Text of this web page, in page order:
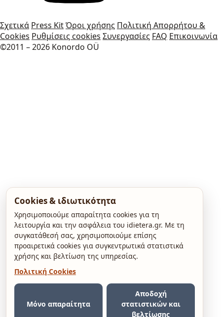
Σχετικά Press KitΌροι χρήσης Πολιτική Απορρήτου &
Cookies Ρυθμίσεις cookies Συνεργασίες FAQ Επικοινωνία
©2011 – 2026 Konordo OÜ
Cookies & ιδιωτικότητα
Χρησιμοποιούμε απαραίτητα cookies για τη
λειτουργία και την ασφάλεια του idietera.gr. Με τη
συγκατάθεσή σας, χρησιμοποιούμε επίσης
προαιρετικά cookies για συγκεντρωτικά στατιστικά
χρήσης και βελτίωση της υπηρεσίας.
Πολιτική Cookies
Μόνο απαραίτητα
Αποδοχή
στατιστικών και
βελτίωσης